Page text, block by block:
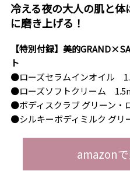
冷える夜の大人の肌と
に磨き上げる！
【特別付録】美的
ト
●ローズセラムインオイル
●ローズソフトクリーム
●ボディスクラブ グリーン・
●シルキーボディミルク グ
amazon